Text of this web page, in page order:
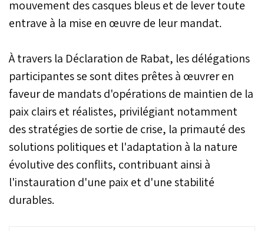
mouvement des casques bleus et de lever toute
entrave à la mise en œuvre de leur mandat.
À travers la Déclaration de Rabat, les délégations
participantes se sont dites prêtes à œuvrer en
faveur de mandats d'opérations de maintien de la
paix clairs et réalistes, privilégiant notamment
des stratégies de sortie de crise, la primauté des
solutions politiques et l'adaptation à la nature
évolutive des conflits, contribuant ainsi à
l'instauration d'une paix et d'une stabilité
durables.